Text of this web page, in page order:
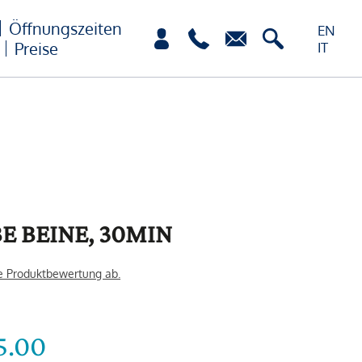
EN
IT
Öffnungszeiten
Preise
BEINE, 30MIN
Produktbewertung ab.